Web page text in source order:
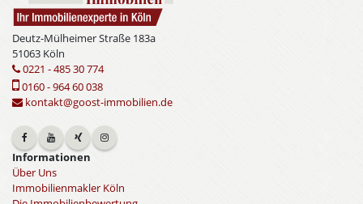
Deutz-Mülheimer Straße 183a
51063 Köln
0221 - 485 30 774
0160 - 964 60 038
kontakt@goost-immobilien.de
Informationen
Über Uns
Immobilienmakler Köln